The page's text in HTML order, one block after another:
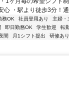
心 ・駅より徒歩3分！通
務OK 社員登用あり 主婦・
即日勤務OK 学生歓迎 転
間 月1シフト提出 研修あり